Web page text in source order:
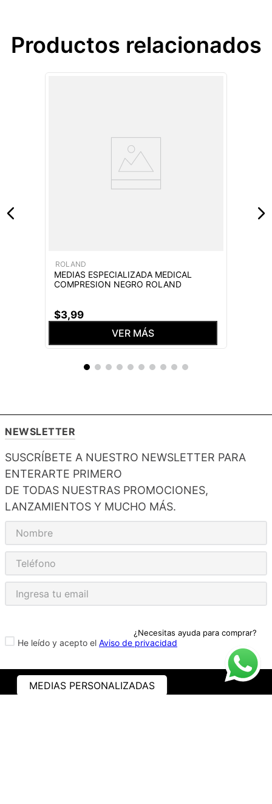
¿Necesitas ayuda para comprar?
Productos relacionados
ROLAND
MEDIAS ESPECIALIZADA MEDICAL
COMPRESION NEGRO ROLAND
$3,99
VER MÁS
NEWSLETTER
SUSCRÍBETE A NUESTRO NEWSLETTER PARA
ENTERARTE PRIMERO
DE TODAS NUESTRAS PROMOCIONES,
LANZAMIENTOS Y MUCHO MÁS.
He leído y acepto el Aviso de privacidad
MEDIAS PERSONALIZADAS